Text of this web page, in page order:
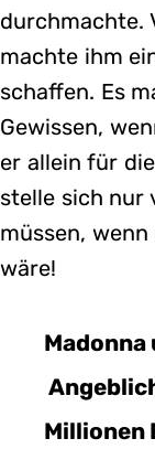
durchmachte.
machte ihm
schaffen. Es
Gewissen,
er allein für
stelle sich nur
müssen,
wäre!
Madonna
Millionen